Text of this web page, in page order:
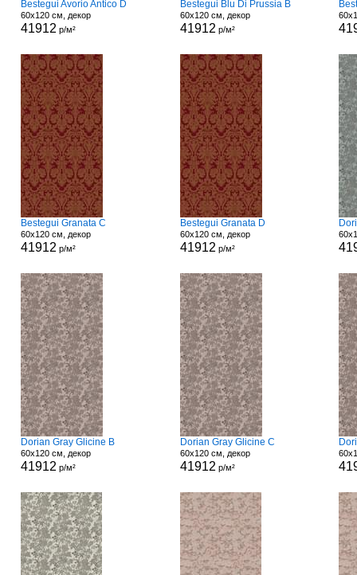
Bestegui Avorio Antico D
60x120 см, декор
41912 р/м²
Bestegui Blu Di Prussia B
60x120 см, декор
41912 р/м²
Bestegui Granata C
60x120 см, декор
41912 р/м²
Bestegui Granata D
60x120 см, декор
41912 р/м²
Dorian Gray Glicine B
60x120 см, декор
41912 р/м²
Dorian Gray Glicine C
60x120 см, декор
41912 р/м²